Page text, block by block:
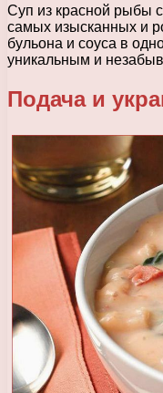
Суп из красной рыбы
самых изысканных и
бульона и соуса в
уникальным и
Подача и